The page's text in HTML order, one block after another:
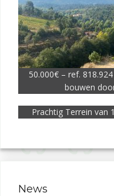
50.000€ – ref.
bouwen
Prachtig Terrein van
News